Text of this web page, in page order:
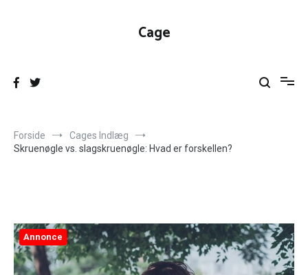
Cage
Forside
Cages Indlæg
Skruenøgle vs. slagskruenøgle: Hvad er forskellen?
Annonce